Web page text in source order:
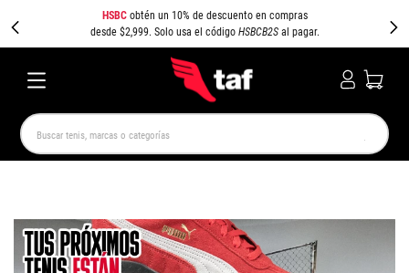
HSBCobtén un 10% de descuento en compras
desde $2,999. Solo usa el código HSBCB2Sal pagar.
Buscar tenis, marcas o categorías
SPEEDCAT SPEZIAL JORDAN 1
CAMPUS AIR MAX